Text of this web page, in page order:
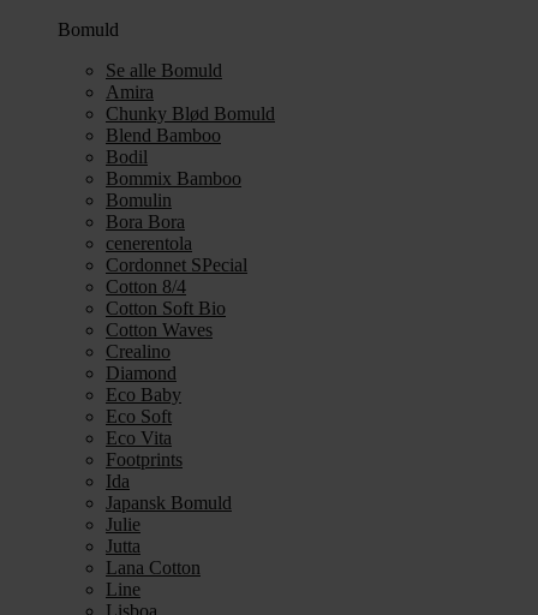
Bomuld
Se alle Bomuld
Amira
Chunky Blød Bomuld
Blend Bamboo
Bodil
Bommix Bamboo
Bomulin
Bora Bora
cenerentola
Cordonnet SPecial
Cotton 8/4
Cotton Soft Bio
Cotton Waves
Crealino
Diamond
Eco Baby
Eco Soft
Eco Vita
Footprints
Ida
Japansk Bomuld
Julie
Jutta
Lana Cotton
Line
Lisboa